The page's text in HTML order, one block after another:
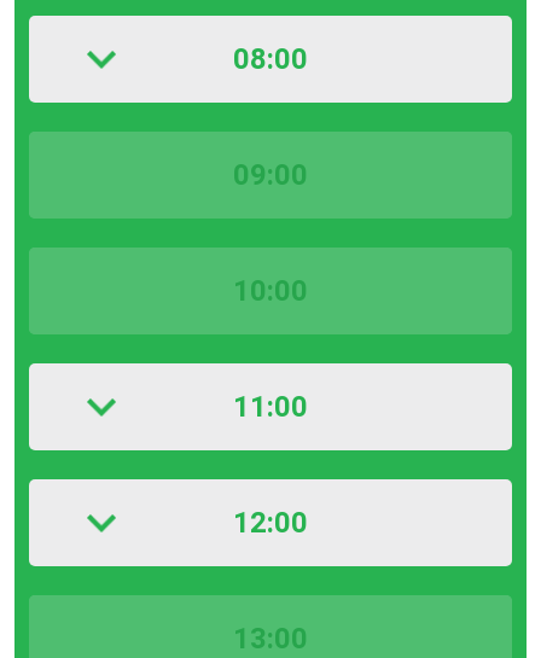
08:00
09:00
10:00
11:00
12:00
13:00